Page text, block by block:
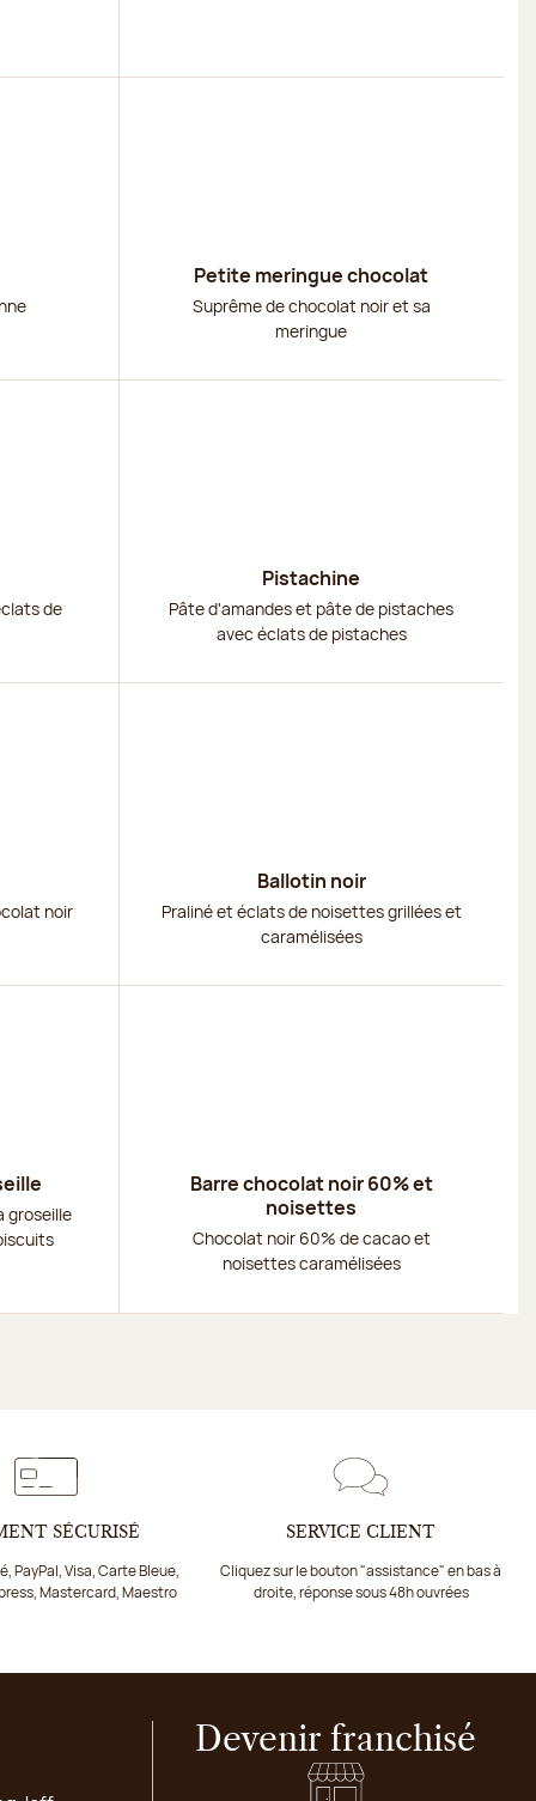
Petite meringue chocolat
Suprême de chocolat noir et sa
meringue
de
Pistachine
Pâte d'amandes et pâte de pistaches
avec éclats de pistaches
noir
Ballotin noir
Praliné et éclats de noisettes grillées et
caramélisées
groseille
Barre chocolat noir 60% et
noisettes
Chocolat noir 60% de cacao et
noisettes caramélisées
SÉCURISÉ
PayPal, Visa, Carte Bleue,
Mastercard, Maestro
SERVICE CLIENT
Cliquez sur le bouton "assistance" en bas à
droite, réponse sous 48h ouvrées
Devenir franchisé